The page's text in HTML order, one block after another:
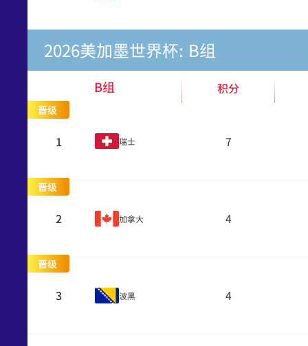
2026美加墨世界杯: B组
B组 积分
1
晋级
瑞士 7
2
晋级
加拿大 4
3
晋级
波黑 4